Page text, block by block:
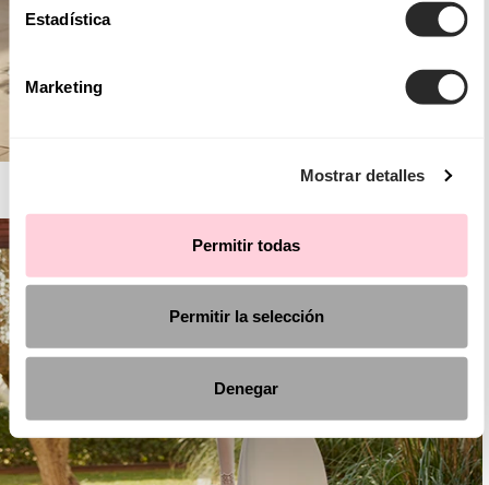
Estadística
Marketing
Mostrar detalles
Permitir todas
Permitir la selección
Denegar